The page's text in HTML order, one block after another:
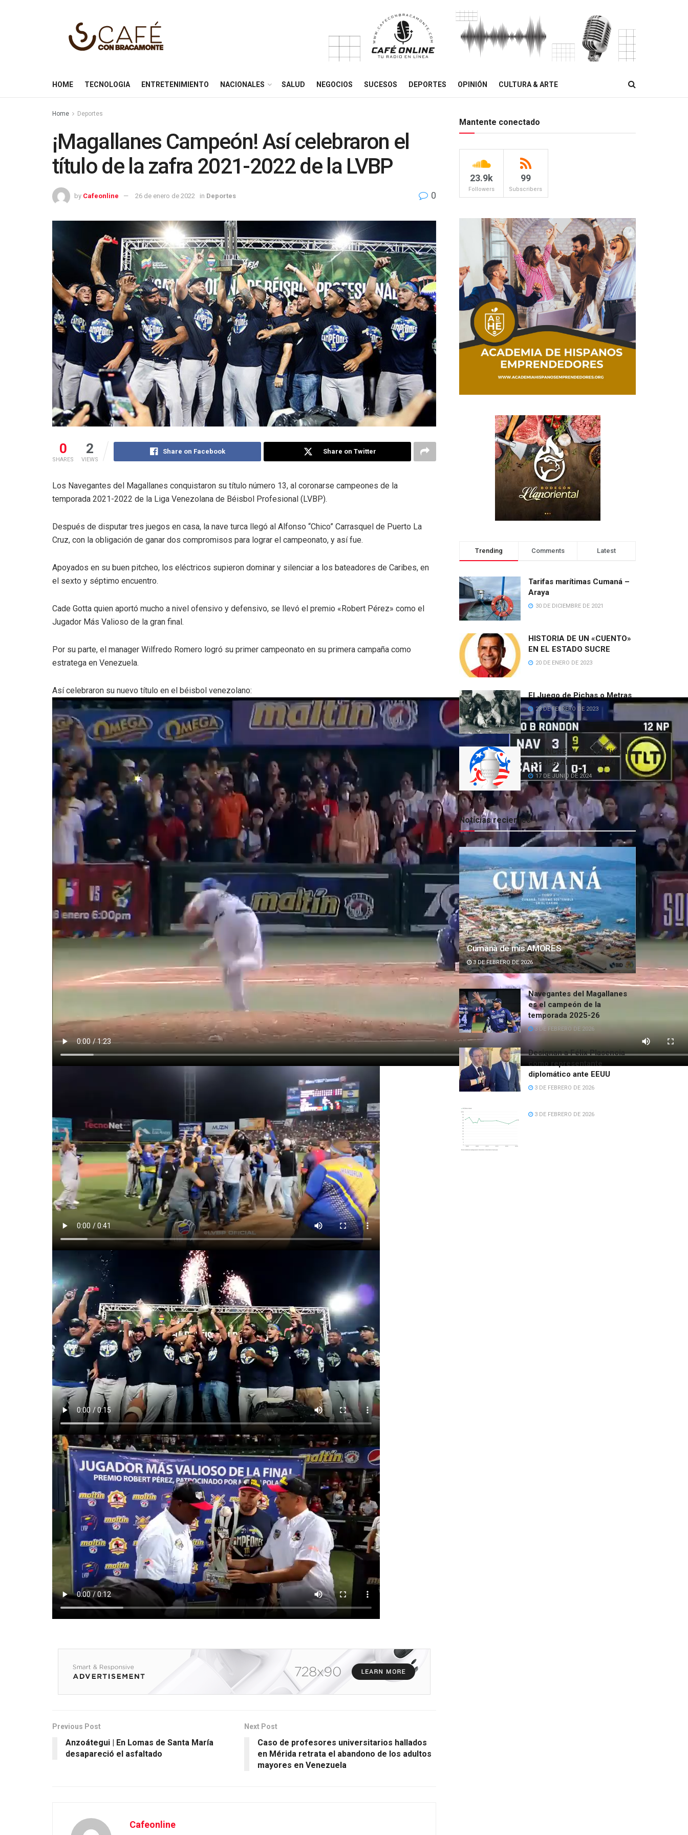
HOME TECNOLOGIA ENTRETENIMIENTO NACIONALES SALUD NEGOCIOS SUCESOS DEPORTES OPINIÓN CULTURA & ARTE
Home Deportes
¡Magallanes Campeón! Así celebraron el
título de la zafra 2021-2022 de la LVBP
by Cafeonline 26 de enero de 2022 in Deportes 0
0
SHARES
2
VIEWS
Share on Facebook Share on Twitter
Los Navegantes del Magallanes conquistaron su título número 13, al coronarse campeones de la
temporada 2021-2022 de la Liga Venezolana de Béisbol Profesional (LVBP).
Después de disputar tres juegos en casa, la nave turca llegó al Alfonso “Chico” Carrasquel de Puerto La
Cruz, con la obligación de ganar dos compromisos para lograr el campeonato, y así fue.
Apoyados en su buen pitcheo, los eléctricos supieron dominar y silenciar a los bateadores de Caribes, en
el sexto y séptimo encuentro.
Cade Gotta quien aportó mucho a nivel ofensivo y defensivo, se llevó el premio «Robert Pérez» como el
Jugador Más Valioso de la gran final.
Por su parte, el manager Wilfredo Romero logró su primer campeonato en su primera campaña como
estratega en Venezuela.
Así celebraron su nuevo título en el béisbol venezolano:
Previous Post
Anzoátegui | En Lomas de Santa María
desapareció el asfaltado
Next Post
Caso de profesores universitarios hallados
en Mérida retrata el abandono de los adultos
mayores en Venezuela
Cafeonline
Mantente conectado
23.9k
Followers
99
Subscribers
Trending Comments Latest
Tarifas marítimas Cumaná –
Araya
30 DE DICIEMBRE DE 2021
HISTORIA DE UN «CUENTO»
EN EL ESTADO SUCRE
20 DE ENERO DE 2023
El Juego de Pichas o Metras
23 DE FEBRERO DE 2023
Los INCREÍBLES estadios de
la COPA AMÉRICA 2024
17 DE JUNIO DE 2024
Noticias recientes
Cumanà de mis AMORES
3 DE FEBRERO DE 2026
Navegantes del Magallanes
es el campeón de la
temporada 2025-26
3 DE FEBRERO DE 2026
Designan a Félix Plasencia
como representante
diplomático ante EEUU
3 DE FEBRERO DE 2026
3 DE FEBRERO DE 2026